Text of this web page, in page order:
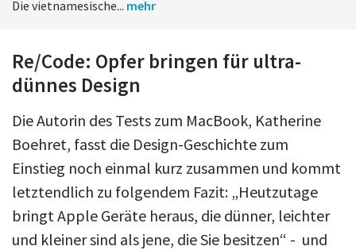
Die vietnamesische... mehr
Re/Code: Opfer bringen für ultra-
dünnes Design
Die Autorin des Tests zum MacBook, Katherine
Boehret, fasst die Design-Geschichte zum
Einstieg noch einmal kurz zusammen und kommt
letztendlich zu folgendem Fazit: „Heutzutage
bringt Apple Geräte heraus, die dünner, leichter
und kleiner sind als jene, die Sie besitzen“ - und